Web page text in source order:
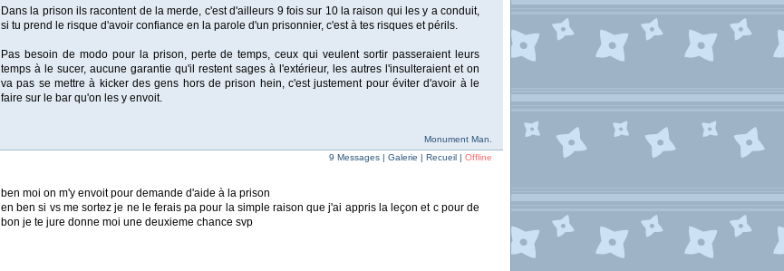
Dans la prison ils racontent de la merde, c'est d'ailleurs 9 fois sur 10 la raison qui les y a conduit,
si tu prend le risque d'avoir confiance en la parole d'un prisonnier, c'est à tes risques et périls.
Pas besoin de modo pour la prison, perte de temps, ceux qui veulent sortir passeraient leurs
temps à le sucer, aucune garantie qu'il restent sages à l'extérieur, les autres l'insulteraient et on
va pas se mettre à kicker des gens hors de prison hein, c'est justement pour éviter d'avoir à le
faire sur le bar qu'on les y envoit.
Monument Man.
9 Messages | Galerie | Recueil | Offline
ben moi on m'y envoit pour demande d'aide à la prison
en ben si vs me sortez je ne le ferais pa pour la simple raison que j'ai appris la leçon et c pour de
bon je te jure donne moi une deuxieme chance svp